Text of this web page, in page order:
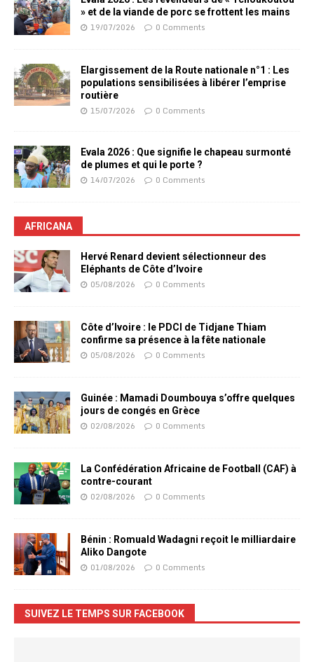
» et de la viande de porc se frottent les mains
19/07/2026 0 Comments
Elargissement de la Route nationale n°1 : Les
populations sensibilisées à libérer l’emprise
routière
15/07/2026 0 Comments
Evala 2026 : Que signifie le chapeau surmonté
de plumes et qui le porte ?
14/07/2026 0 Comments
AFRICANA
Hervé Renard devient sélectionneur des
Eléphants de Côte d’Ivoire
05/08/2026 0 Comments
Côte d’Ivoire : le PDCI de Tidjane Thiam
confirme sa présence à la fête nationale
05/08/2026 0 Comments
Guinée : Mamadi Doumbouya s’offre quelques
jours de congés en Grèce
02/08/2026 0 Comments
La Confédération Africaine de Football (CAF) à
contre-courant
02/08/2026 0 Comments
Bénin : Romuald Wadagni reçoit le milliardaire
Aliko Dangote
01/08/2026 0 Comments
SUIVEZ LE TEMPS SUR FACEBOOK